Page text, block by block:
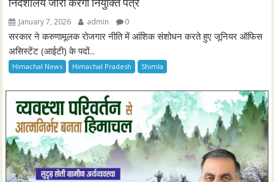
निदेशालय जारी करेगा नियुक्ति पत्र
January 7, 2026 admin 0
सरकार ने करुणामूलक रोजगार नीति में आंशिक संशोधन करते हुए जूनियर ऑफिस
असिस्टेंट (आईटी) के पदों...
Himachal News Himachal Pradesh Shimla